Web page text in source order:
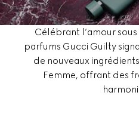
Célébrant l’amour
parfums Gucci Guilty
de nouveaux
Femme, offrant des